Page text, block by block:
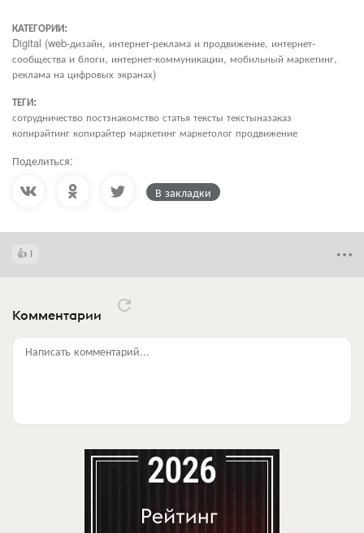
КАТЕГОРИИ:
Digital (web-дизайн, интернет-реклама и продвижение, интернет-
сообщества и блоги, интернет-коммуникации, мобильный маркетинг,
реклама на цифровых экранах)
ТЕГИ:
сотрудничество постзнакомство статья тексты текстыназаказ
копирайтинг копирайтер маркетинг маркетолог продвижение
Поделиться:
В закладки
1
Комментарии
Написать комментарий...